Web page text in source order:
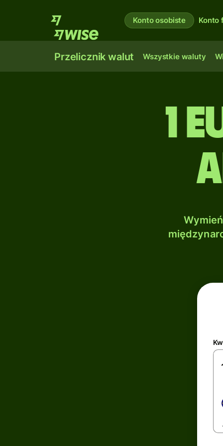
Konto osobiste Konto
Przelicznik walut Wszystkie waluty
1